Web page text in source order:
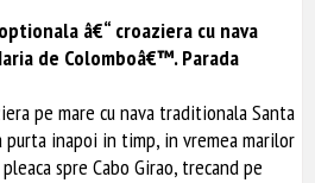
â€“ croaziera cu nava
de Colomboâ€™. Parada
pe mare cu nava traditionala Santa
purta inapoi in timp, in vremea marilor
spre Cabo Girao, trecand pe